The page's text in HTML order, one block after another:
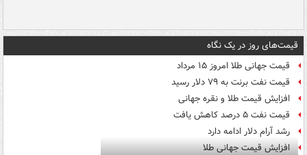
قیمت‌های روز در یک نگاه
قیمت جهانی طلا امروز ۱۵ مرداد
قیمت نفت برنت به ۷۹ دلار رسید
افزایش قیمت طلا و نقره جهانی
قیمت نفت ۵ درصد کاهش یافت
رشد آرام دلار ادامه دارد
افزایش قیمت جهانی طلا